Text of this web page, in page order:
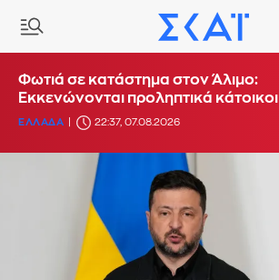
Φωτιά σε κατάστημα στον Άλιμο:
Εκκενώνονται προληπτικά κάτοικοι
ΕΛΛΑΔΑ 22:37, 07.08.2026